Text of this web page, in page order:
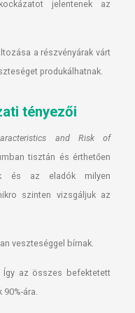
jelentenek az
a részvényárak várt
produkálhatnak.
tényezői
and Risk of
tisztán és érthetően
és az eladók milyen
szinten vizsgáljuk az
veszteséggel bírnak.
Így az összes befektetett
ára.